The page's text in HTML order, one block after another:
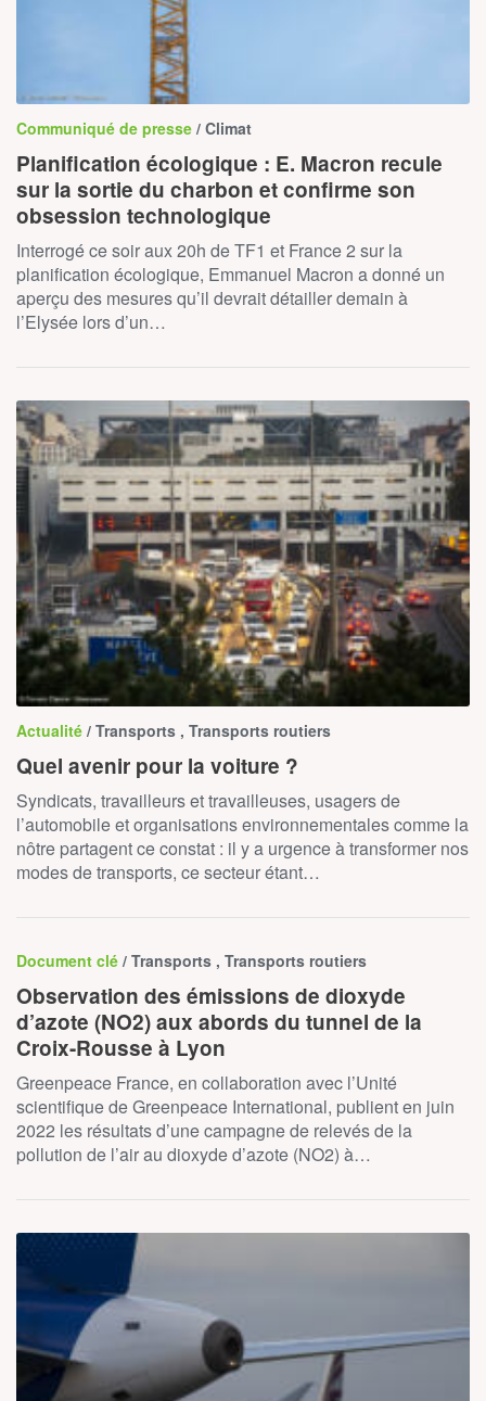
Communiqué de presse / Climat
Planification écologique : E. Macron recule
sur la sortie du charbon et confirme son
obsession technologique
Interrogé ce soir aux 20h de TF1 et France 2 sur la
planification écologique, Emmanuel Macron a donné un
aperçu des mesures qu’il devrait détailler demain à
l’Elysée lors d’un…
Actualité / Transports , Transports routiers
Quel avenir pour la voiture ?
Syndicats, travailleurs et travailleuses, usagers de
l’automobile et organisations environnementales comme la
nôtre partagent ce constat : il y a urgence à transformer nos
modes de transports, ce secteur étant…
Document clé / Transports , Transports routiers
Observation des émissions de dioxyde
d’azote (NO2) aux abords du tunnel de la
Croix-Rousse à Lyon
Greenpeace France, en collaboration avec l’Unité
scientifique de Greenpeace International, publient en juin
2022 les résultats d’une campagne de relevés de la
pollution de l’air au dioxyde d’azote (NO2) à…